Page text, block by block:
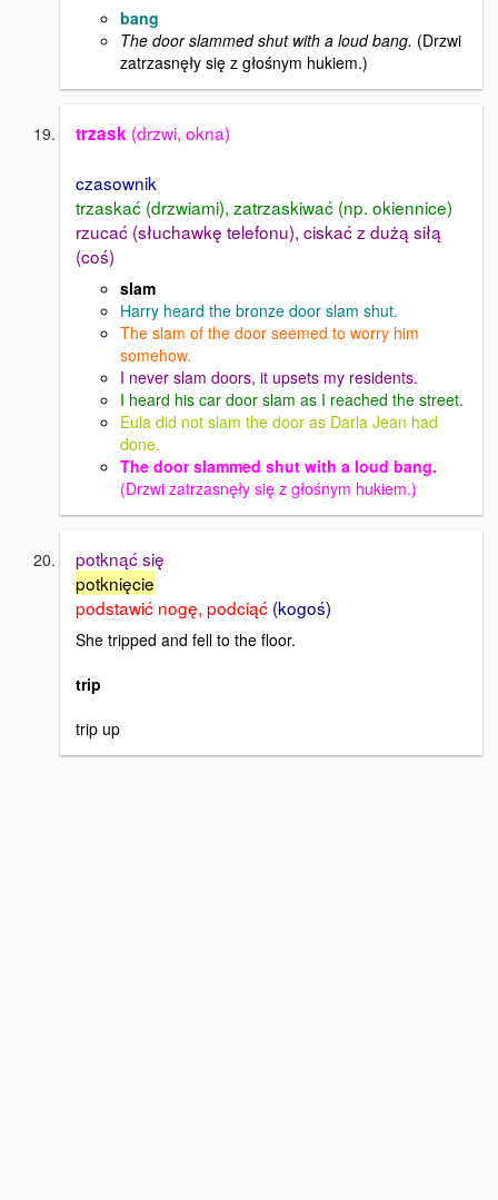
bang
The door slammed shut with a loud bang. (Drzwi
zatrzasnęły się z głośnym hukiem.)
trzask (drzwi, okna)
czasownik
trzaskać (drzwiami), zatrzaskiwać (np. okiennice)
rzucać (słuchawkę telefonu), ciskać z dużą siłą
(coś)
slam
Harry heard the bronze door slam shut.
The slam of the door seemed to worry him
somehow.
I never slam doors, it upsets my residents.
I heard his car door slam as I reached the street.
Eula did not slam the door as Darla Jean had
done.
The door slammed shut with a loud bang.
(Drzwi zatrzasnęły się z głośnym hukiem.)
potknąć się
potknięcie
podstawić nogę, podciąć (kogoś)
She tripped and fell to the floor.
trip
trip up